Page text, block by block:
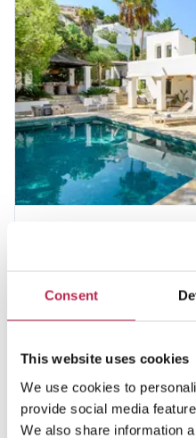
Consent
This website uses cookies
We use cookies to
provide social media
We also share information